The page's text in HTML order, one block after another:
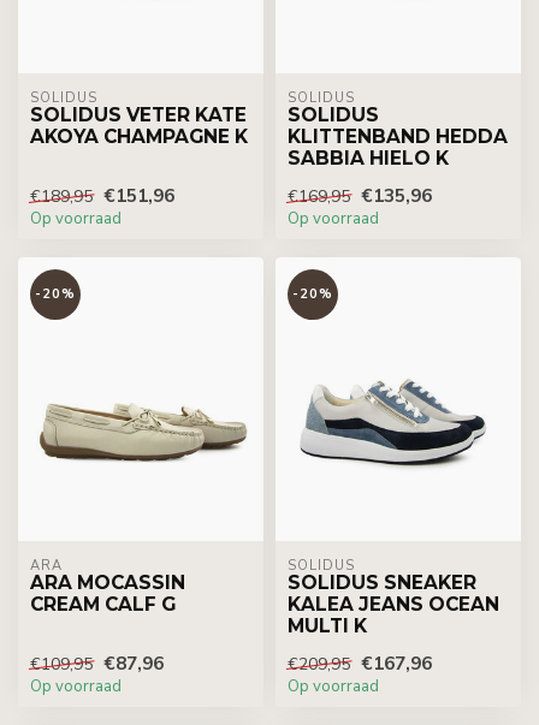
SOLIDUS
SOLIDUS VETER KATE
AKOYA CHAMPAGNE K
€189,95 €151,96
Op voorraad
SOLIDUS
SOLIDUS
KLITTENBAND HEDDA
SABBIA HIELO K
€169,95 €135,96
Op voorraad
-20%
ARA
ARA MOCASSIN
CREAM CALF G
€109,95 €87,96
Op voorraad
-20%
SOLIDUS
SOLIDUS SNEAKER
KALEA JEANS OCEAN
MULTI K
€209,95 €167,96
Op voorraad